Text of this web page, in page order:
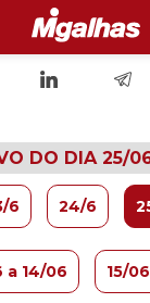
DO DIA 25/
6 24/6
a 14/06 15/